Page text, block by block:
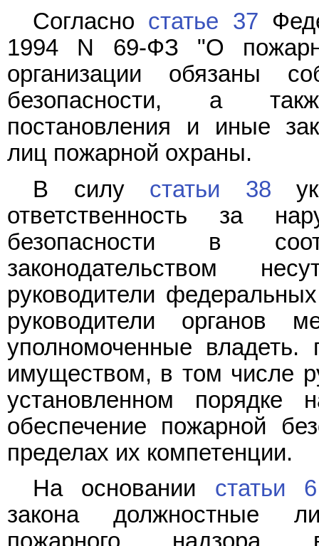
Согласно статье 37
1994 N 69-ФЗ "О
организации обязаны
безопасности, а
постановления и иные
лиц пожарной охраны.
В силу статьи 38
ответственность за
безопасности в
законодательством
руководители
руководители органов
уполномоченные владеть.
имуществом, в том числе
установленном порядке
обеспечение пожарной
пределах их компетенции.
На основании статьи 6
закона должностные